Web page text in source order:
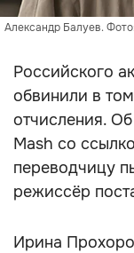
Александр Балуев.
Российского
обвинили в
отчисления.
Mash со
переводчицу
режиссёр
Ирина